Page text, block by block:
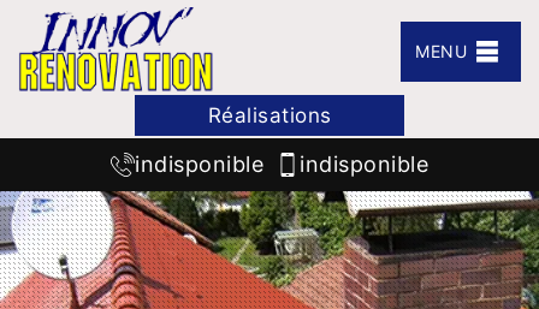
MENU
Réalisations
indisponible indisponible